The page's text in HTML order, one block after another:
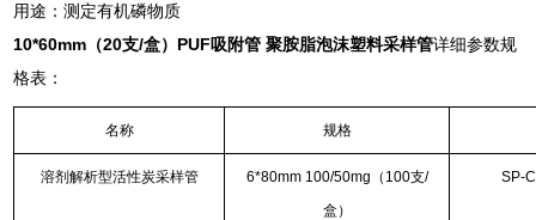
用途：测定有机磷物质
10*60mm（20支/盒） PUF吸附管 聚胺脂泡沫塑料采样管详细参数规
格表：
名称 规格
溶剂解析型活性炭采样管
6*80mm 100/50mg（100支/
盒）
SP-